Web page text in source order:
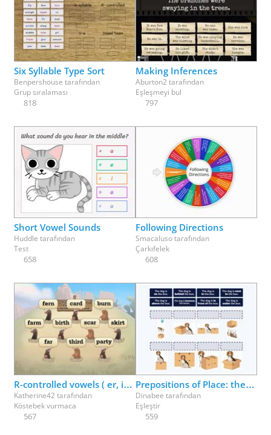
Six Syllable Type Sort
Benpershouse tarafından
Grup sıralaması
818
Making Inferences
Aburton2 tarafından
Eşleşmeyi bul
797
Short Vowel Sounds
Huddle tarafından
Test
658
Following Directions
Smacalusotarafından
Çarkıfelek
608
R-controlled vowels ( er, ir, ur ) make the /er/ sound
Katherine42 tarafından
Köstebek vurmaca
567
Prepositions of Place: the dog is ___ the box
Dinabee tarafından
Eşleştir
559